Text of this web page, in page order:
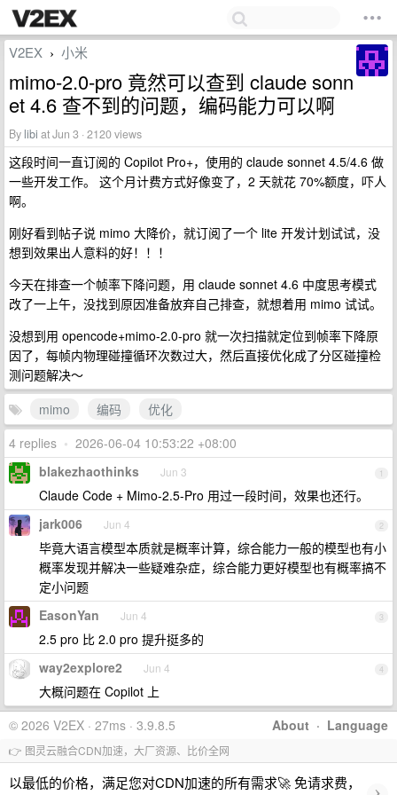
V2EX › 小米
mimo-2.0-pro 竟然可以查到 claude sonn
et 4.6 查不到的问题，编码能力可以啊
By libi at Jun 3 · 2120 views
这段时间一直订阅的 Copilot Pro+，使用的 claude sonnet 4.5/4.6 做
一些开发工作。 这个月计费方式好像变了，2 天就花 70%额度，吓人
啊。
刚好看到帖子说 mimo 大降价，就订阅了一个 lite 开发计划试试，没
想到效果出人意料的好！！！
今天在排查一个帧率下降问题，用 claude sonnet 4.6 中度思考模式
改了一上午，没找到原因准备放弃自己排查，就想着用 mimo 试试。
没想到用 opencode+mimo-2.0-pro 就一次扫描就定位到帧率下降原
因了，每帧内物理碰撞循环次数过大，然后直接优化成了分区碰撞检
测问题解决～
mimo
编码
优化
4 replies • 2026-06-04 10:53:22 +08:00
1
blakezhaothinks Jun 3
Claude Code + Mimo-2.5-Pro 用过一段时间，效果也还行。
2
jark006 Jun 4
毕竟大语言模型本质就是概率计算，综合能力一般的模型也有小
概率发现并解决一些疑难杂症，综合能力更好模型也有概率搞不
定小问题
3
EasonYan Jun 4
2.5 pro 比 2.0 pro 提升挺多的
4
way2explore2 Jun 4
大概问题在 Copilot 上
About · Language
© 2026 V2EX · 27ms · 3.9.8.5
👉 图灵云融合CDN加速，大厂资源、比价全网
以最低的价格，满足您对CDN加速的所有需求🚀 免请求费，